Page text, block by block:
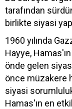
tarafından
birlikte siyasi
1960 yılında
Hayye,
önde gelen
önce müzakere
siyasi
Hamas'ın en